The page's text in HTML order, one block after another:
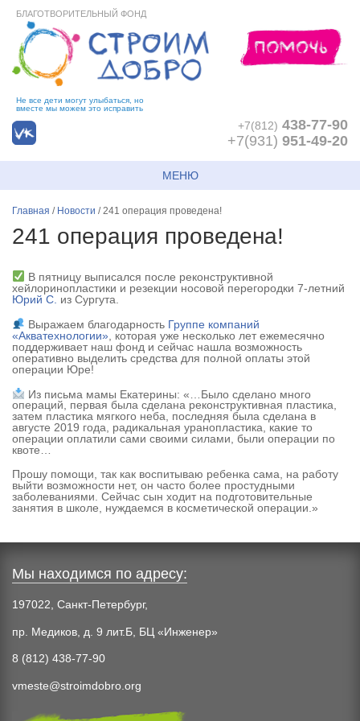
БЛАГОТВОРИТЕЛЬНЫЙ ФОНД
Не все дети могут улыбаться, но
вместе мы можем это исправить
+7(812) 438-77-90
+7(931) 951-49-20
МЕНЮ
Главная / Новости /241 операция проведена!
241 операция проведена!
В пятницу выписался после реконструктивной
хейлоринопластики и резекции носовой перегородки 7-летний
Юрий С. из Сургута.
Выражаем благодарность Группе компаний
«Акватехнологии» , которая уже несколько лет ежемесячно
поддерживает наш фонд и сейчас нашла возможность
оперативно выделить средства для полной оплаты этой
операции Юре!
Из письма мамы Екатерины: «…Было сделано много
операций, первая была сделана реконструктивная пластика,
затем пластика мягкого неба, последняя была сделана в
августе 2019 года, радикальная уранопластика, какие то
операции оплатили сами своими силами, были операции по
квоте…
Прошу помощи, так как воспитываю ребенка сама, на работу
выйти возможности нет, он часто более простудными
заболеваниями. Сейчас сын ходит на подготовительные
занятия в школе, нуждаемся в косметической операции.»
Мы находимся по адресу:
197022, Санкт-Петербург,
пр. Медиков, д. 9 лит.Б, БЦ «Инженер»
8 (812) 438-77-90
vmeste@stroimdobro.org